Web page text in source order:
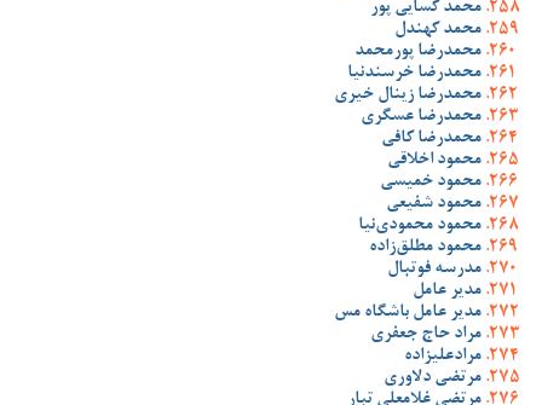
محمد کسایی پور
محمد کهندل
محمدرضا پورمحمد
محمدرضا خرسندنیا
محمدرضا زینال خیری
محمدرضا عسگری
محمدرضا کافی
محمود اخلاقی
محمود خمیسی
محمود شفیعی
محمود محمودی‌نیا
محمود مطلق‌زاده
مدرسه فوتبال
مدیر عامل
مدیر عامل باشگاه مس
مراد حاج جعفری
مرادعلیزاده
مرتضی دلاوری
مرتضی غلامعلی تبار